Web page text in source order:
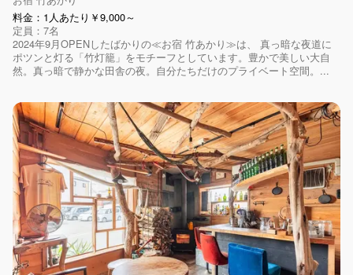
料金：1人あたり￥9,000～
定員：7名
2024年9月OPENしたばかりの≪お宿 竹あかり≫は、 真っ暗な夜道に
ポツンと灯る「竹灯籠」をモチーフとしています。豊かで美しい大自
然。真っ暗で静かな田舎の夜。自分たちだけのプライベート空間。...